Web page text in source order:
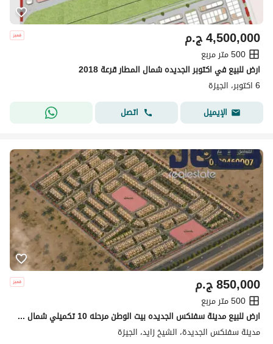
ج.م4,500,000
500 متر مربع
ارض للبيع في اكتوبر الجديده شمال المطار قرعة 2018
6 اكتوبر، الجيزة
الإيميل
اتصل
ج.م850,000
500 متر مربع
ارض للبيع مدينة سفنكس الجديده بيت الوطن مرحله 10 تكميلي شمال السليمانيه
مدينة سفنكس الجديدة، الشيخ زايد، الجيزة